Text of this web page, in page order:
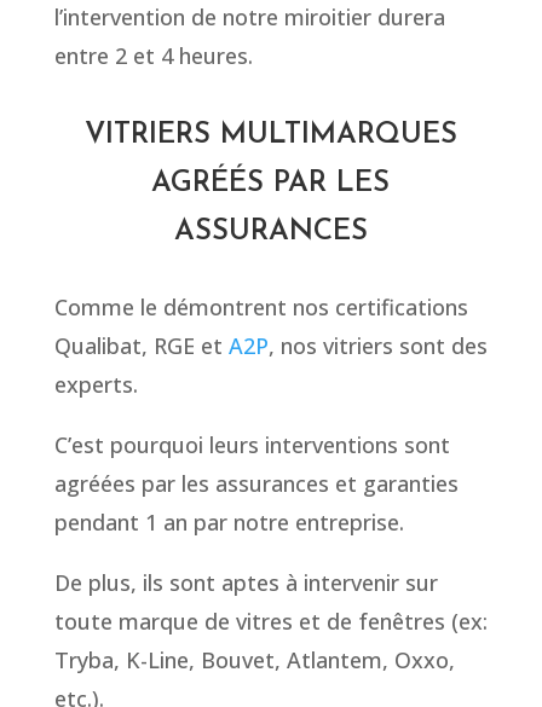
l’intervention de notre miroitier durera
entre 2 et 4 heures.
VITRIERS MULTIMARQUES
AGRÉÉS PAR LES
ASSURANCES
Comme le démontrent nos certifications
Qualibat, RGE et A2P, nos vitriers sont des
experts.
C’est pourquoi leurs interventions sont
agréées par les assurances et garanties
pendant 1 an par notre entreprise.
De plus, ils sont aptes à intervenir sur
toute marque de vitres et de fenêtres (ex:
Tryba, K-Line, Bouvet, Atlantem, Oxxo,
etc.).